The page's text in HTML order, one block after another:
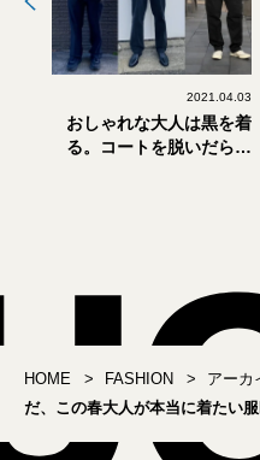
2021.04.03
おしゃれな大人は黒を着
る。コートを脱いだら選
HOME FASHION アーカ
だ、この春大人が本当に着たい服